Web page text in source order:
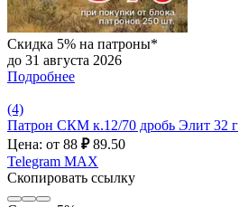
Скидка 5% на патроны*
до 31 августа 2026
Подробнее
(4)
Патрон СКМ к.12/70 дробь Элит 32 г
Цена: от 88 ₽ 89.50
Telegram MAX
Скопировать ссылку